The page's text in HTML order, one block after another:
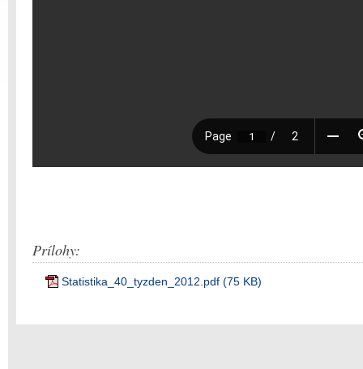
Prílohy:
Statistika_40_tyzden_2012.pdf (75 KB)